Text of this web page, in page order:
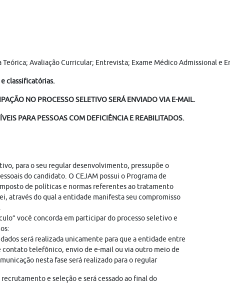
Avaliação Curricular; Entrevista; Exame Médico Admissional e
e classificatórias.
NO PROCESSO SELETIVO SERÁ ENVIADO VIA E-MAIL.
PARA PESSOAS COM DEFICIÊNCIA E REABILITADOS.
para o seu regular desenvolvimento, pressupõe o
do candidato. O CEJAM possui o Programa de
de políticas e normas referentes ao tratamento
através do qual a entidade manifesta seu compromisso
você concorda em participar do processo seletivo e
será realizada unicamente para que a entidade entre
telefônico, envio de e-mail ou via outro meio de
nesta fase será realizado para o regular
e seleção e será cessado ao final do